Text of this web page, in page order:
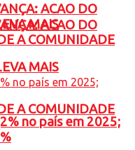
ACAO DO
MAIS
A COMUNIDADE
ACAO DO
MAIS
A COMUNIDADE
no país em 2025;